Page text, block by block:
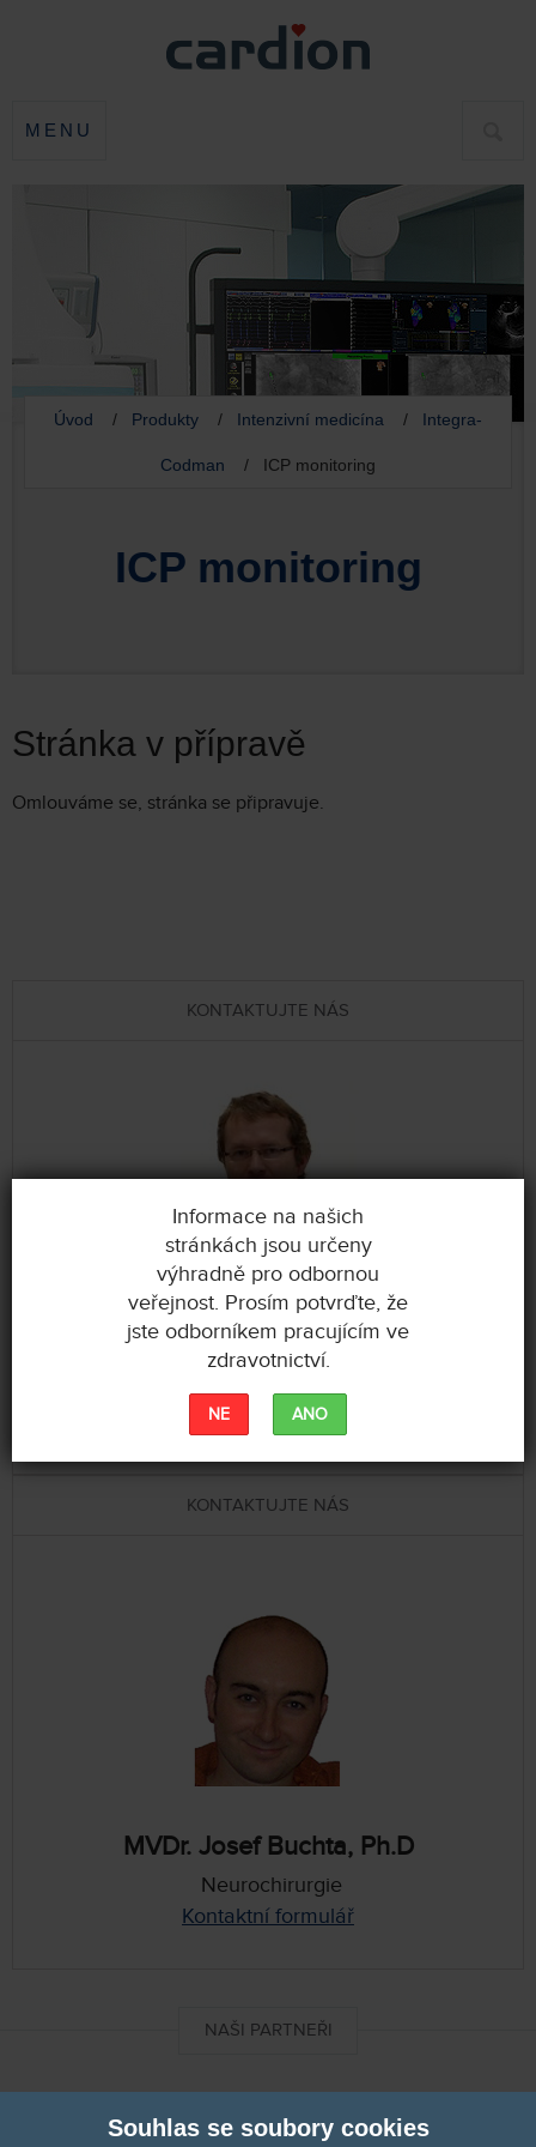
MENU
Úvod / Produkty / Intenzivní medicína / Integra-
Codman / ICP monitoring
ICP monitoring
Stránka v přípravě
Omlouváme se, stránka se připravuje.
KONTAKTUJTE NÁS
Ing. Jan Jirásek
Neurochirurgie, neuromodulace
Kontaktní formulář
KONTAKTUJTE NÁS
MVDr. Josef Buchta, Ph.D
Neurochirurgie
Kontaktní formulář
NAŠI PARTNEŘI
DIXImedical
Informace na našich
stránkách jsou určeny
výhradně pro odbornou
veřejnost. Prosím potvrďte, že
jste odborníkem pracujícím ve
zdravotnictví.
NE ANO
Souhlas se soubory cookies